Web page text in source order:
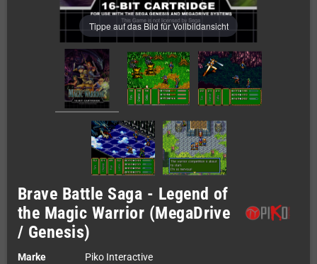
Tippe auf das Bild für Vollbildansicht
Brave Battle Saga - Legend of
the Magic Warrior (MegaDrive
/ Genesis)
Marke
Piko Interactive